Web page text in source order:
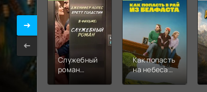
Служебный
роман
Как попасть
на небеса
из